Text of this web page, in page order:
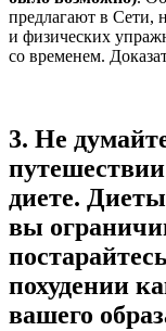
предлагают в Сети,
и физических
со временем.
3. Не
диете.
вы
похудении
вашего